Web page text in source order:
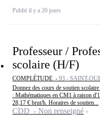
Publié il y a 20 jours
Professeur /
scolaire (H/F)
COMPLÉTUDE - 93 - SAINT-
Donnez des cours de soutien
: Mathématiques en CM1 à raison
28,17 € brut/h. Horaires de soutien...
CDD - Non renseigné